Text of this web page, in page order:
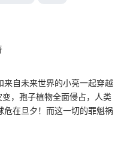
来自未来世界的小亮一起穿越
，孢子植物全面侵占，人类
危在旦夕！而这一切的罪魁祸